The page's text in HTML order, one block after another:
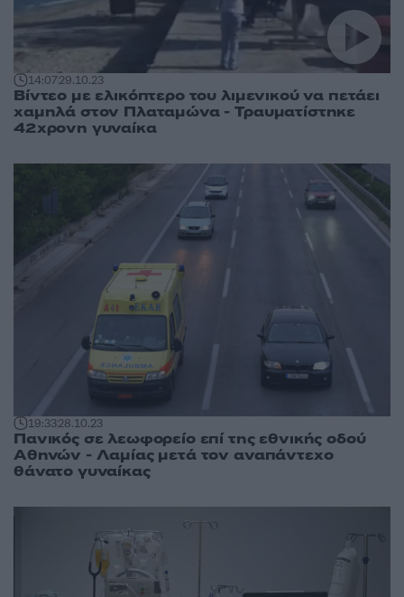
14:0729.10.23
Βίντεο με ελικόπτερο του λιμενικού να πετάει
χαμηλά στον Πλαταμώνα - Τραυματίστηκε
42χρονη γυναίκα
19:3328.10.23
Πανικός σε λεωφορείο επί της εθνικής οδού
Αθηνών - Λαμίας μετά τον αναπάντεχο
θάνατο γυναίκας